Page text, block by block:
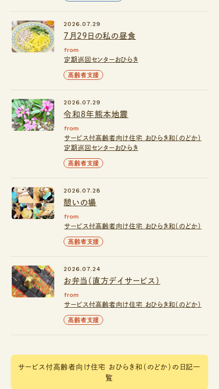
7月29日の私の昼食
2026.07.29
from
定期巡回センターおひらき
高齢者支援
令和8年熊本地震
2026.07.29
from
サービス付高齢者向け住宅 おひらき和（のどか）
定期巡回センターおひらき
高齢者支援
憩いの場
2026.07.28
from
サービス付高齢者向け住宅 おひらき和（のどか）
高齢者支援
お弁当（直方デイサービス）
2026.07.24
from
サービス付高齢者向け住宅 おひらき和（のどか）
高齢者支援
サービス付高齢者向け住宅 おひらき和（のどか）の日記一
覧